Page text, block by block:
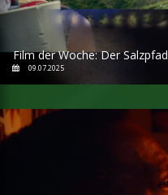
Film der Woche: Der Salzpfad
09.07.2025